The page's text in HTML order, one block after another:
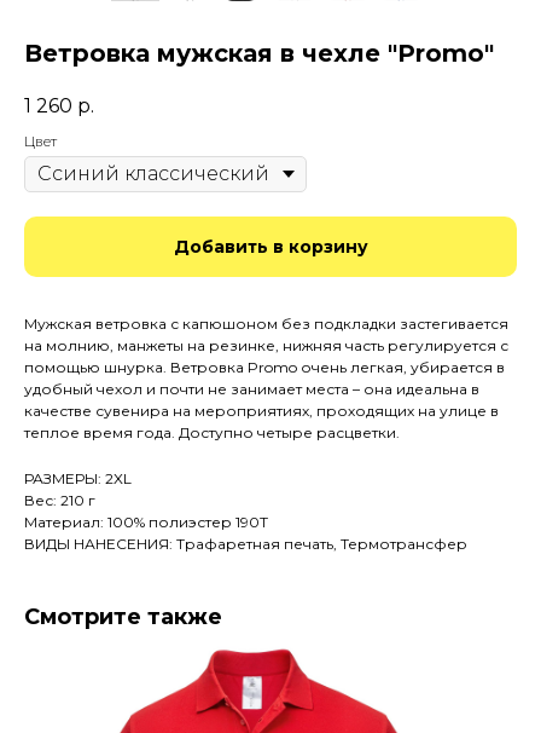
Ветровка мужская в чехле "Promo"
1 260 р.
Цвет
Добавить в корзину
Мужская ветровка с капюшоном без подкладки застегивается
на молнию, манжеты на резинке, нижняя часть регулируется с
помощью шнурка. Ветровка Promo очень легкая, убирается в
удобный чехол и почти не занимает места – она идеальна в
качестве сувенира на мероприятиях, проходящих на улице в
теплое время года. Доступно четыре расцветки.
РАЗМЕРЫ: 2XL
Вес: 210 г
Материал: 100% полиэстер 190T
ВИДЫ НАНЕСЕНИЯ: Трафаретная печать, Термотрансфер
Смотрите также